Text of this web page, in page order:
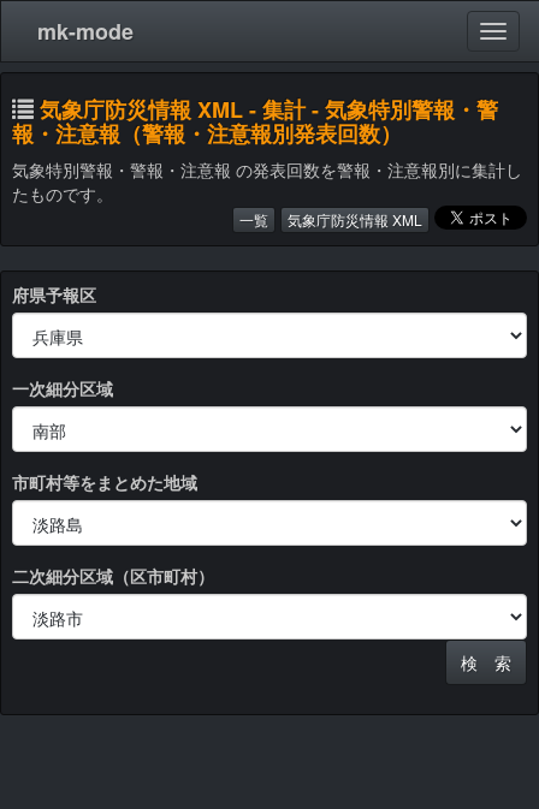
mk-mode
気象庁防災情報 XML - 集計 - 気象特別警報・警
報・注意報（警報・注意報別発表回数）
気象特別警報・警報・注意報 の発表回数を警報・注意報別に集計し
たものです。
一覧 気象庁防災情報 XML
府県予報区
一次細分区域
市町村等をまとめた地域
二次細分区域（区市町村）